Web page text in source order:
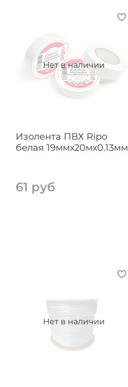
Нет в наличии
Изолента ПВХ Ripo
белая 19ммх20мх0.13мм
61 руб
Нет в наличии